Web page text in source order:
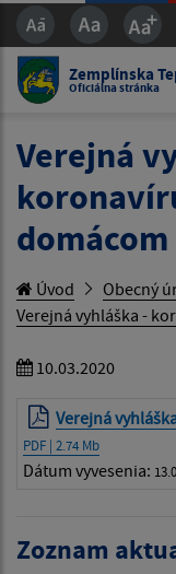
Zemplínska
Oficiálna stránka
Verejná
Úvod Obecný
Verejná vyhláška -
10.03.2020
Verejná
PDF | 2.74 Mb
Dátum vyvesenia:
Zoznam